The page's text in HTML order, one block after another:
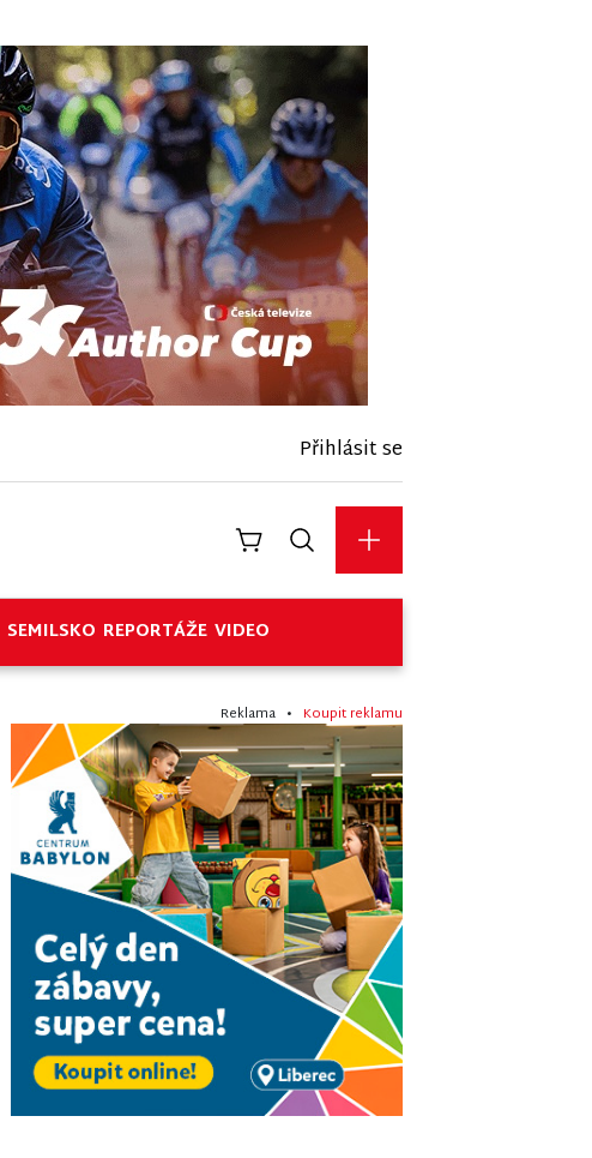
Přihlásit se
SEMILSKO REPORTÁŽE VIDEO
Reklama • Koupit reklamu